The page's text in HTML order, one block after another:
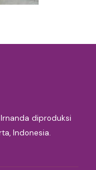
Irnanda diproduksi
Indonesia.